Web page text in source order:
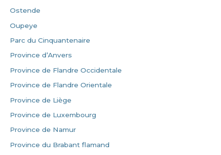
Ostende
Oupeye
Parc du Cinquantenaire
Province d’Anvers
Province de Flandre Occidentale
Province de Flandre Orientale
Province de Liège
Province de Luxembourg
Province de Namur
Province du Brabant flamand